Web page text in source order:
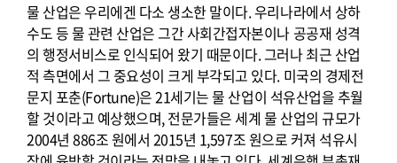
물 산업은 우리에겐 다소 생소한 말이다. 우리나라에서 상하
수도 등 물 관련 산업은 그간 사회간접자본이나 공공재 성격
의 행정서비스로 인식되어 왔기 때문이다. 그러나 최근 산업
적 측면에서 그 중요성이 크게 부각되고 있다. 미국의 경제전
문지 포춘(Fortune)은 21세기는 물 산업이 석유산업을 추월
할 것이라고 예상했으며, 전문가들은 세계 물 산업의 규모가
2004년 886조 원에서 2015년 1,597조 원으로 커져 석유시